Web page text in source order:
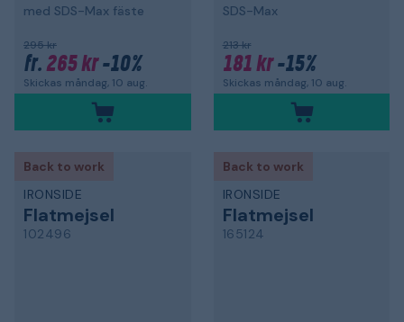
med SDS-Max fäste
295 kr
fr. 265 kr-10%
Skickas måndag, 10 aug.
SDS-Max
213 kr
181 kr-15%
Skickas måndag, 10 aug.
Back to work
IRONSIDE
Flatmejsel
102496
Back to work
IRONSIDE
Flatmejsel
165124